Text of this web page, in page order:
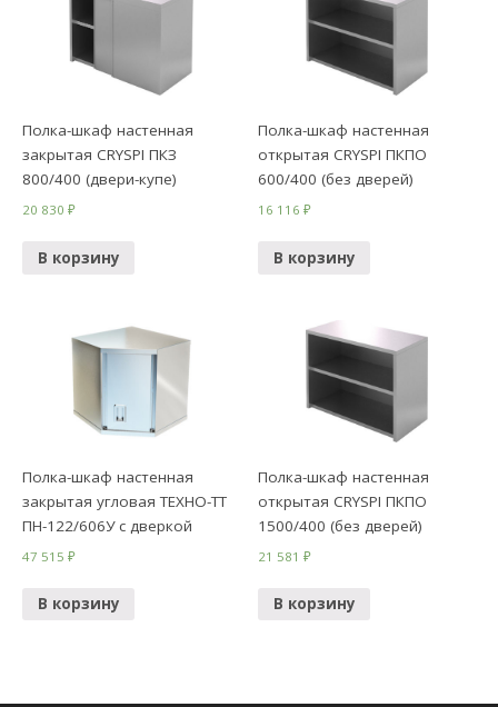
Полка-шкаф настенная
закрытая CRYSPI ПКЗ
800/400 (двери-купе)
20 830₽
В корзину
Полка-шкаф настенная
открытая CRYSPI ПКПО
600/400 (без дверей)
16 116₽
В корзину
Полка-шкаф настенная
закрытая угловая ТЕХНО-ТТ
ПН-122/606У с дверкой
47 515₽
В корзину
Полка-шкаф настенная
открытая CRYSPI ПКПО
1500/400 (без дверей)
21 581₽
В корзину